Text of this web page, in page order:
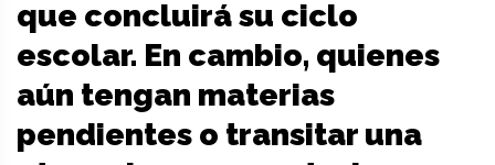
que concluirá su ciclo
escolar. En cambio, quienes
aún tengan materias
pendientes o transitar una